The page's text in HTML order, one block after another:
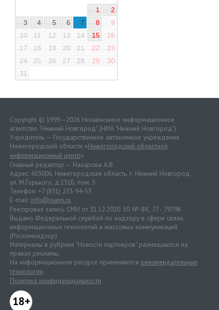
1
2
3
4 5 6 7 8
9
10
11 12 13 14 15
16
17
18 19 20 21 22
23
24
25 26 27 28 29
30
31
Copyright © 1999—2026 Независимое информационное
агентство "Нижний Новгород" (НИА "Нижний Новгород")
Учредитель — Государственное автономное учреждение
Нижегородской области «Нижегородский областной
информационный центр»
Главный редактор — Назарова А.В.
Адрес: 603006, Нижегородская область, г. Нижний Новгород.
ул. М.Горького, д.151Б, пом. 5
Телефон: +7 (831) 233-94-53
E-mail: info@niann.ru
Реестровая запись СМИ от 31.12.2020 ЭЛ № ФС 77 - 79798.
Выдано Федеральной службой по надзору в сфере связи,
информационных технологий и массовых коммуникаций
(Роскомнадзор).
Материалы в рубрике "Новости партнеров" размещаются на
правах рекламы.
На информационном ресурсе применяются рекомендательные
технологии.
Политика конфиденциальности
18+